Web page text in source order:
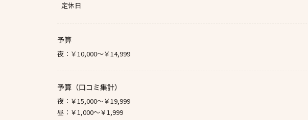
定休日
予算
夜： ￥10,000～￥14,999
予算（口コミ集計）
夜： ￥15,000～￥19,999
昼： ￥1,000～￥1,999